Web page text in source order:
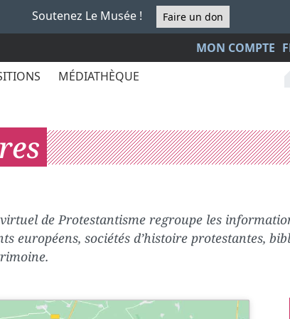
Soutenez Le Musée ! Faire un don
MON COMPTE
MÉDIATHÈQUE
de Protestantisme regroupe les
européens, sociétés d’histoire protestantes,